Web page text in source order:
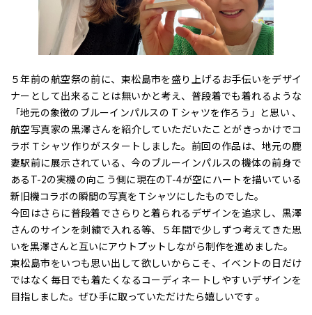
５年前の航空祭の前に、東松島市を盛り上げるお手伝いをデザイ
ナーとして出来ることは無いかと考え、普段着でも着れるような
「地元の象徴のブルーインパルスの T シャツを作ろう」と思い 、
航空写真家の黒澤さんを紹介していただいたことがきっかけでコ
ラボＴシャツ作りがスタートしました。前回の作品は、地元の鹿
妻駅前に展示されている、今のブルーインパルスの機体の前身で
あるT-2の実機の向こう側に現在のT-4が空にハートを描いている
新旧機コラボの瞬間の写真をＴシャツにしたものでした。
今回はさらに普段着でさらりと着られるデザインを追求し、黒澤
さんのサインを刺繍で入れる等、５年間で少しずつ考えてきた思
いを黒澤さんと互いにアウトプットしながら制作を進めました。
東松島市をいつも思い出して欲しいからこそ、イベントの日だけ
ではなく毎日でも着たくなるコーディネートしやすいデザインを
目指しました。ぜひ手に取っていただけたら嬉しいです 。